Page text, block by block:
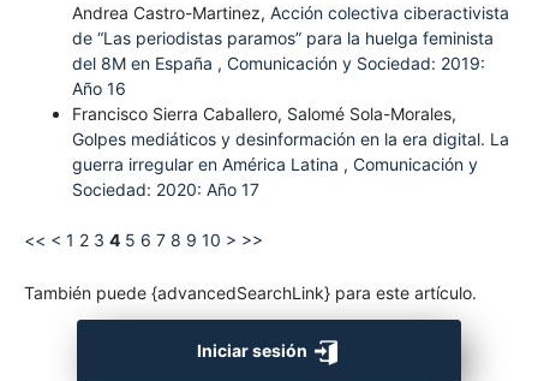
Andrea Castro-Martinez, Acción colectiva ciberactivista
de “Las periodistas paramos” para la huelga feminista
del 8M en España , Comunicación y Sociedad: 2019:
Año 16
Francisco Sierra Caballero, Salomé Sola-Morales,
Golpes mediáticos y desinformación en la era digital. La
guerra irregular en América Latina , Comunicación y
Sociedad: 2020: Año 17
<< < 1 2 3 4 5 6 7 8 9 10 > >>
También puede {advancedSearchLink} para este artículo.
Iniciar sesión